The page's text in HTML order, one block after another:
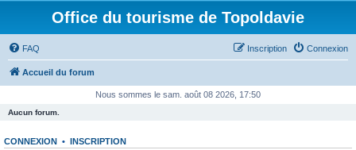
Office du tourisme de Topoldavie
FAQ Connexion
Inscription
Accueil du forum
Nous sommes le sam. août 08 2026, 17:50
Aucun forum.
CONNEXION • INSCRIPTION